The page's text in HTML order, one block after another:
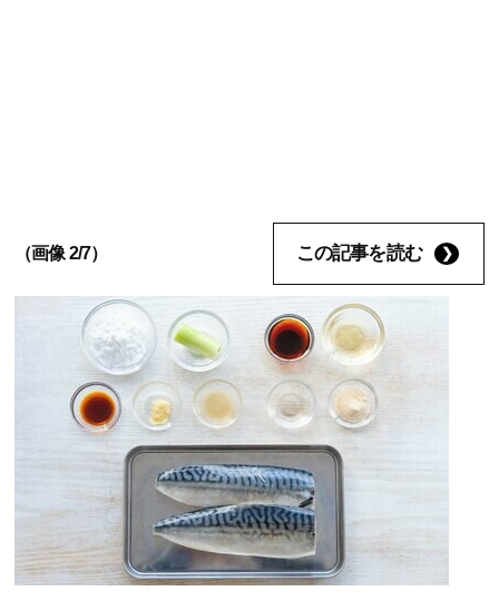
（画像 2/7） この記事を読む